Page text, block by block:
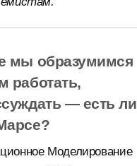
мы образумимся
работать,
— есть ли
Моделирование